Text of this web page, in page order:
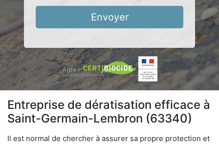
Envoyer
Entreprise de dératisation efficace à
Saint-Germain-Lembron (63340)
Il est normal de chercher à assurer sa propre protection et